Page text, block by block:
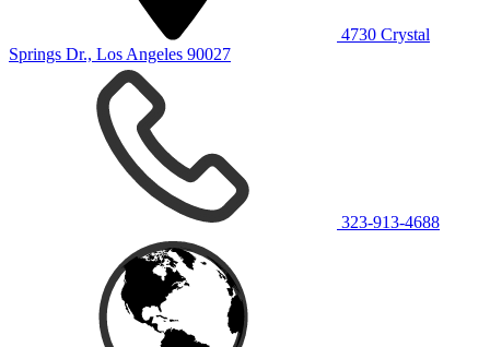
4730 Crystal
Springs Dr., Los Angeles 90027
323-913-4688